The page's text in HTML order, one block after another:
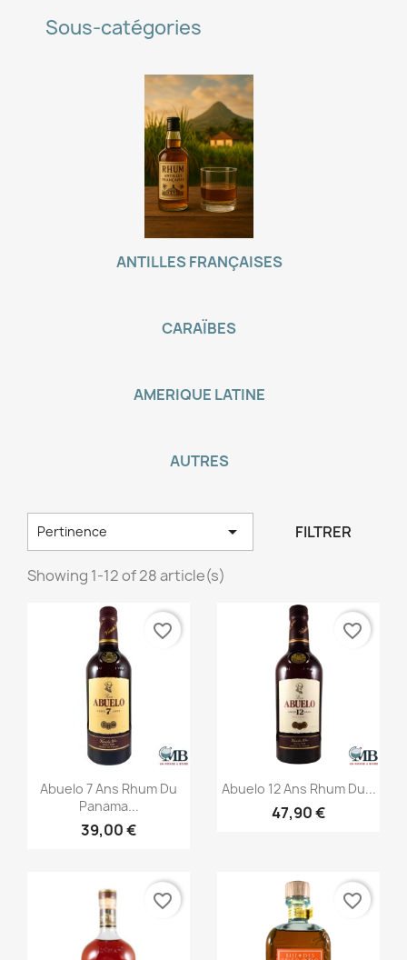
Sous-catégories
ANTILLES FRANÇAISES
CARAÏBES
AMERIQUE LATINE
AUTRES
Pertinence  FILTRER
Showing 1-12 of 28 article(s)
Aperçu rapide
Abuelo 7 Ans Rhum Du
Panama...
39,00 €
favorite_border
Aperçu rapide
Abuelo 12 Ans Rhum Du...
47,90 €
favorite_border
favorite_border favorite_border